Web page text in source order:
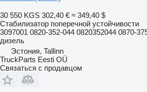
30 550 KGS 302,40 € ≈ 349,40 $
Стабилизатор поперечной устойчивости
3097001 0820-352-044 0820352044 0870-
дизель
Эстония, Tallinn
TruckParts Eesti OÜ
Связаться с продавцом